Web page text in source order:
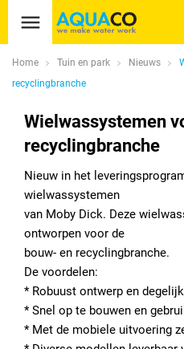
Home Tuin en park Nieuws
recyclingbranche
Wielwassystemen
recyclingbranche
Nieuw in het
wielwassystemen
van Moby Dick. Deze
ontworpen voor de
bouw- en recyclingbranche.
De voordelen:
* Robuust ontwerp en
* Snel op te bouwen en
* Met de mobiele uitvoering